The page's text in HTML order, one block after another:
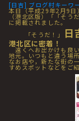
[日吉] ブログ村キーワ
本日（平成29年2月9日
（港北区版）「「そう
に掲載されました。
「そうだ！」
日
港北区に密着！
遠くへお出かけも良い
地元。いつもと違う場
なお店や，新たな街の
すめスポットなどをご